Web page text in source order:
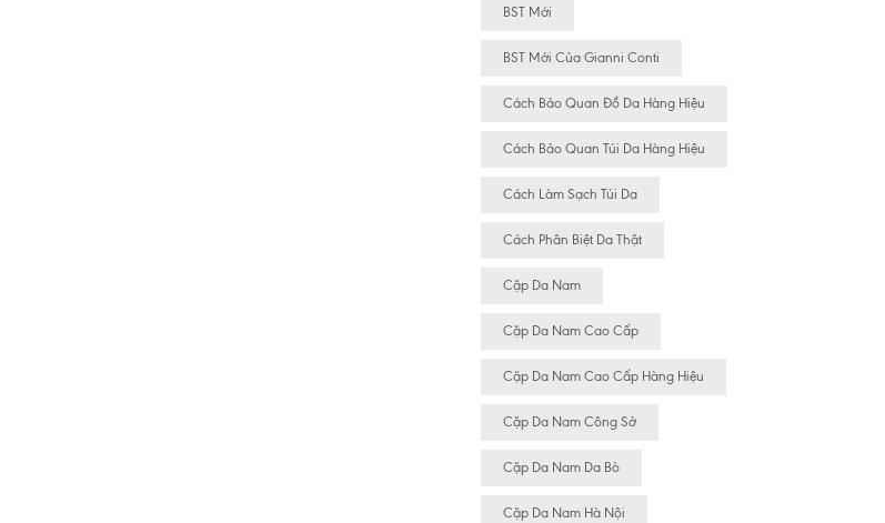
BST Mới
BST Mới Của Gianni Conti
Cách Bảo Quan Đồ Da Hàng Hiệu
Cách Bảo Quan Túi Da Hàng Hiệu
Cách Làm Sạch Túi Da
Cách Phân Biệt Da Thật
Cặp Da Nam
Cặp Da Nam Cao Cấp
Cặp Da Nam Cao Cấp Hàng Hiệu
Cặp Da Nam Công Sở
Cặp Da Nam Da Bò
Cặp Da Nam Hà Nội